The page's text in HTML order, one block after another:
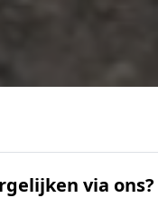
via ons?